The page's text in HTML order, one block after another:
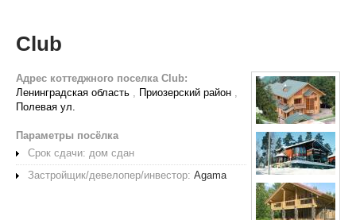
Club
Адрес коттеджного поселка Club:
Ленинградская область , Приозерский район ,
Полевая ул.
Параметры посёлка
Срок сдачи: дом сдан
Застройщик/девелопер/инвестор: Agama